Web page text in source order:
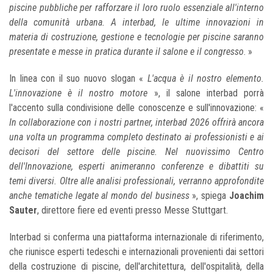
piscine pubbliche per rafforzare il loro ruolo essenziale all'interno
della comunità urbana. A interbad, le ultime innovazioni in
materia di costruzione, gestione e tecnologie per piscine saranno
presentate e messe in pratica durante il salone e il congresso . »
In linea con il suo nuovo slogan « L'acqua è il nostro elemento.
L'innovazione è il nostro motore », il salone interbad porrà
l'accento sulla condivisione delle conoscenze e sull'innovazione: «
In collaborazione con i nostri partner, interbad 2026 offrirà ancora
una volta un programma completo destinato ai professionisti e ai
decisori del settore delle piscine. Nel nuovissimo Centro
dell'Innovazione, esperti animeranno conferenze e dibattiti su
temi diversi. Oltre alle analisi professionali, verranno approfondite
anche tematiche legate al mondo del business», spiega Joachim
Sauter, direttore fiere ed eventi presso Messe Stuttgart.
Interbad si conferma una piattaforma internazionale di riferimento,
che riunisce esperti tedeschi e internazionali provenienti dai settori
della costruzione di piscine, dell'architettura, dell'ospitalità, della